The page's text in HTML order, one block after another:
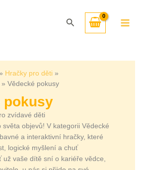
Hledat
Hračky pro děti
Vědecké pokusy
pokusy
zvídavé děti
světa objevů! V kategorii Vědecké
a interaktivní hračky, které
logické myšlení a chuť
už vaše dítě sní o kariéře vědce,
nejnovějších